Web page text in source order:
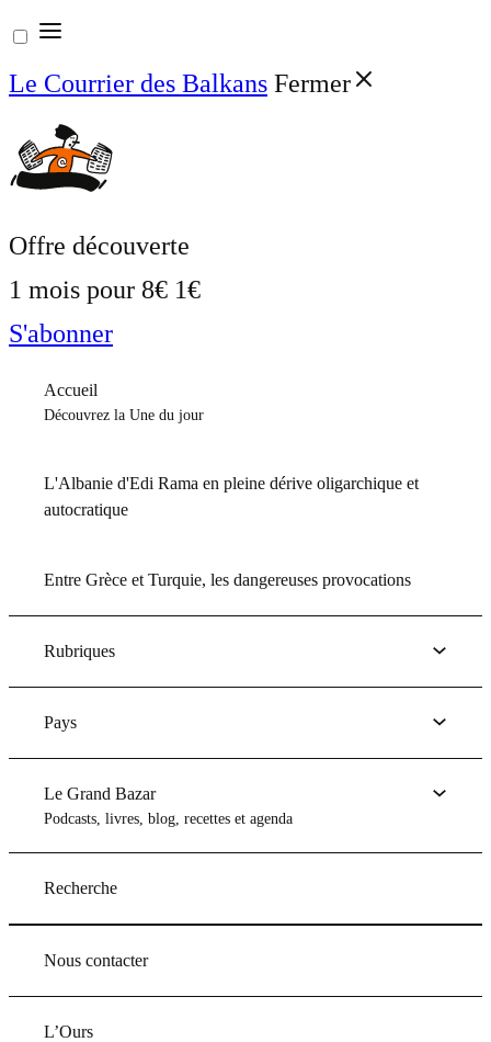
Aller
au
contenu
Le Courrier des Balkans Fermer
Offre découverte
1 mois pour 8€ 1€
S'abonner
Accueil
Découvrez la Une du jour
L'Albanie d'Edi Rama en pleine dérive oligarchique et
autocratique
Entre Grèce et Turquie, les dangereuses provocations
Rubriques
Pays
Le Grand Bazar
Podcasts, livres, blog, recettes et agenda
Recherche
Nous contacter
L’Ours